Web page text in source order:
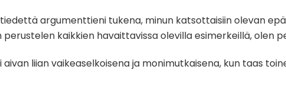
argumenttieni tukena, minun katsottaisiin olevan
kaikkien havaittavissa olevilla esimerkeillä, olen
liian vaikeaselkoisena ja monimutkaisena, kun taas